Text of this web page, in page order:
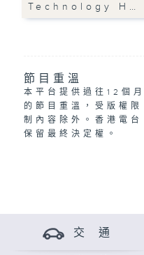
Technology H…
節目重溫
本平台提供過往12個月
的節目重溫，受版權限
制內容除外。香港電台
保留最終決定權。
交 通